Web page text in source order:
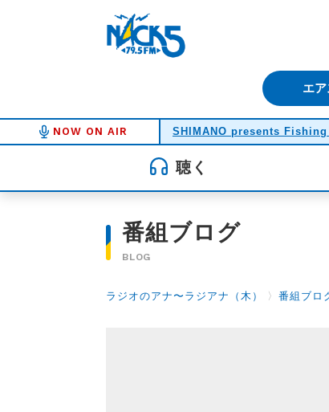
エ
NOW ON AIR SHIMANO presents Fishing
聴く
番組ブログ
BLOG
ラジオのアナ〜ラジアナ（木） 〉 番組ブロ